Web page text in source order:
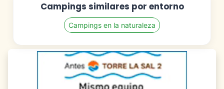
Campings similares por entorno
Campings en la naturaleza